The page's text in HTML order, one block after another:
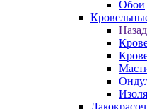
Обои
Назад